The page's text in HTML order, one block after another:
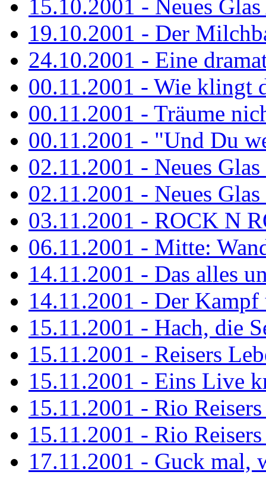
15.10.2001 - Neues
19.10.2001 - Der
24.10.2001 - Eine
00.11.2001 - Wie klingt
00.11.2001 - Träume
00.11.2001 - "Und Du
02.11.2001 - Neues Glas
02.11.2001 - Neues Glas
03.11.2001 - ROCK N
06.11.2001 - Mitte:
14.11.2001 - Das alles
14.11.2001 - Der Kampf
15.11.2001 - Hach, die
15.11.2001 - Reisers
15.11.2001 - Eins Live
15.11.2001 - Rio
15.11.2001 - Rio
17.11.2001 - Guck mal,